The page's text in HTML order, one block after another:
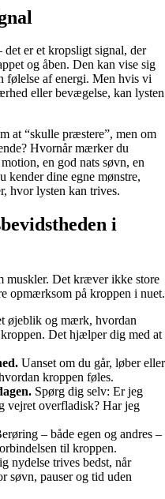
er et kropsligt signal, der
og åben. Den kan vise sig
følelse af energi. Men hvis vi
eller bevægelse, kan lysten
at “skulle præstere”, men om
Hvornår mærker du
en god nats søvn, en
kender dine egne mønstre,
hvor lysten kan trives.
i
muskler. Det kræver ikke store
opmærksom på kroppen i nuet.
øjeblik og mærk, hvordan
Det hjælper dig med at
Uanset om du går, løber eller
kroppen føles.
Spørg dig selv: Er jeg
vejret overfladisk? Har jeg
– både egen og andres –
til kroppen.
nydelse trives bedst, når
søvn, pauser og tid uden